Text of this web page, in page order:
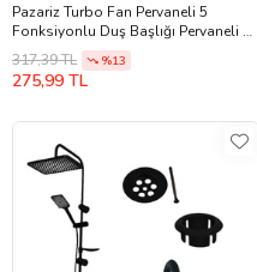
Pazariz Turbo Fan Pervaneli 5
Fonksiyonlu Duş Başlığı Pervaneli El
Duşu Siyah
317,39 TL %13
275,99 TL